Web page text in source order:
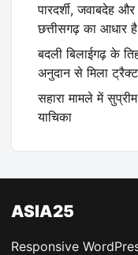
पारदर्शी, जवाबदेह
छत्तीसगढ़ का आधार
बदली बिलाईगढ़ के
अनुदान से मिला
सहारा मामले में
याचिका
ASIA25
Responsive